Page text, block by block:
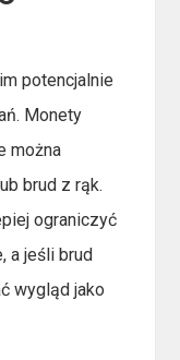
potencjalnie
Monety
można
brud z rąk.
ograniczyć
a jeśli brud
wygląd jako